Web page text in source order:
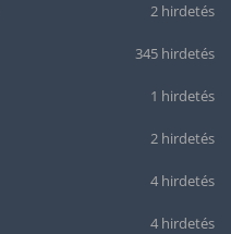
2 hirdetés
345 hirdetés
1 hirdetés
2 hirdetés
4 hirdetés
4 hirdetés